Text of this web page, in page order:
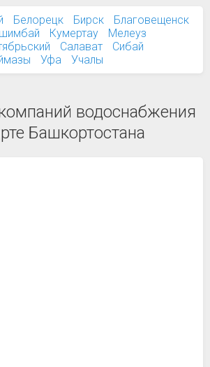
Белорецк Бирск
Благовещенск
Кумертау
Мелеуз
Салават
Сибай
Уфа Учалы
водоснабжения
Башкортостана